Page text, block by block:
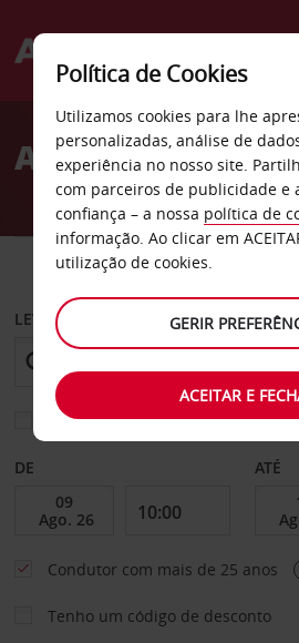
Welcome
AvisAluguer de
CARRO
LEVANTAR EM
Escolher uma estação de
DE ATÉ
Condutor com mais de 25 anos
Tenho um código de desconto
Política de Cookies
Utilizamos cookies para lhe
personalizadas, análise de
experiência no nosso site.
com parceiros de publicidade e
confiança – a nossa política de
informação. Ao clicar em
utilização de cookies.
GERIR
ACEITAR E